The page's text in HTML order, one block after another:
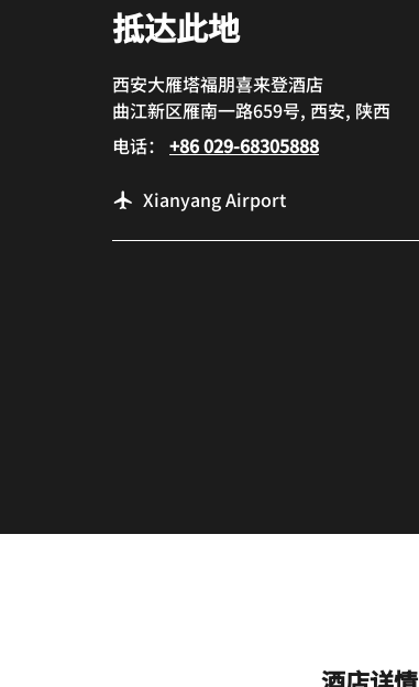
抵达此地
西安大雁塔福朋喜来登酒店
曲江新区雁南一路659号, 西安, 陕西
电话： +86 029-68305888
Xianyang Airport